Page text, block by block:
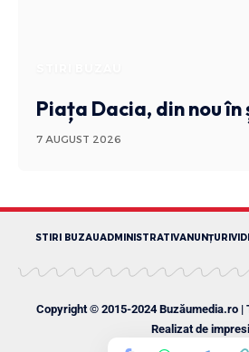
Piața Dacia, din nou
7 AUGUST 2026
STIRI BUZAUADMINISTRATIVANUNȚURI
Copyright © 2015-2024 Buzăumedia.ro |
Realizat de